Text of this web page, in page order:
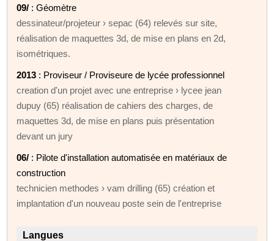
09/ : Géomètre
dessinateur/projeteur › sepac (64) relevés sur site,
réalisation de maquettes 3d, de mise en plans en 2d,
isométriques.
2013 : Proviseur / Proviseure de lycée professionnel
creation d'un projet avec une entreprise › lycee jean
dupuy (65) réalisation de cahiers des charges, de
maquettes 3d, de mise en plans puis présentation
devant un jury
06/ : Pilote d'installation automatisée en matériaux de
construction
technicien methodes › vam drilling (65) création et
implantation d'un nouveau poste sein de l'entreprise
Langues